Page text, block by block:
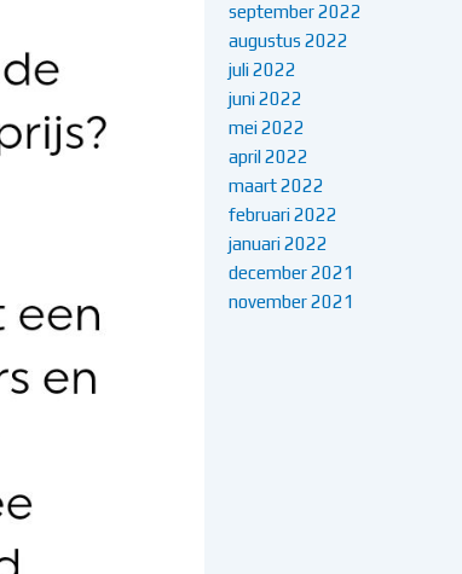
september 2022
augustus 2022
juli 2022
juni 2022
mei 2022
april 2022
maart 2022
februari 2022
januari 2022
december 2021
november 2021